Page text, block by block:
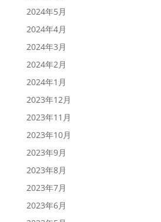
2024年5月
2024年4月
2024年3月
2024年2月
2024年1月
2023年12月
2023年11月
2023年10月
2023年9月
2023年8月
2023年7月
2023年6月